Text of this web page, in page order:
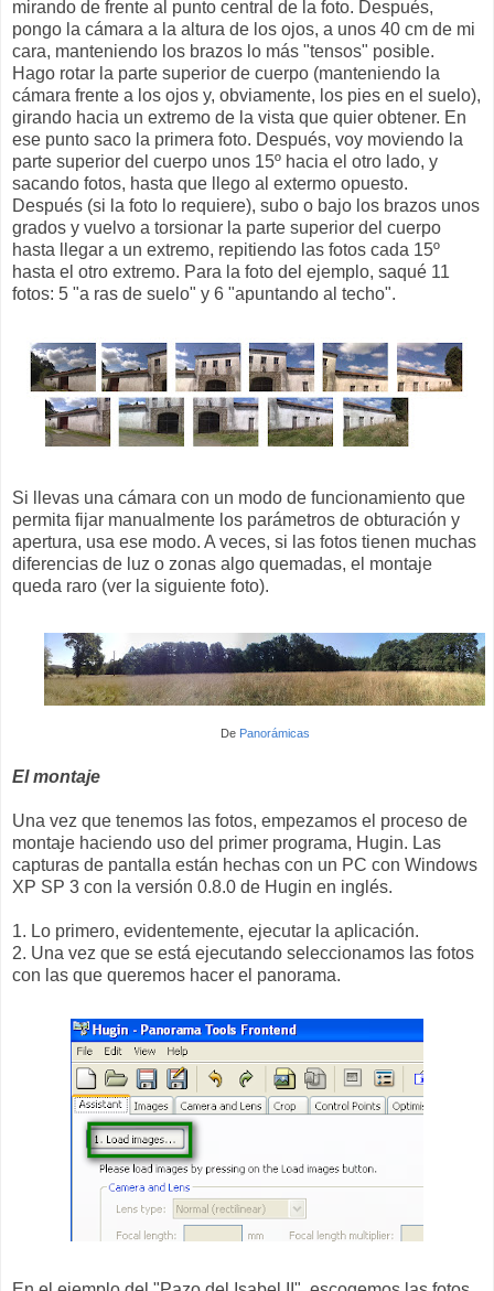
mirando de frente al punto central de la foto. Después,
pongo la cámara a la altura de los ojos, a unos 40 cm de mi
cara, manteniendo los brazos lo más "tensos" posible.
Hago rotar la parte superior de cuerpo (manteniendo la
cámara frente a los ojos y, obviamente, los pies en el suelo),
girando hacia un extremo de la vista que quier obtener. En
ese punto saco la primera foto. Después, voy moviendo la
parte superior del cuerpo unos 15º hacia el otro lado, y
sacando fotos, hasta que llego al extermo opuesto.
Después (si la foto lo requiere), subo o bajo los brazos unos
grados y vuelvo a torsionar la parte superior del cuerpo
hasta llegar a un extremo, repitiendo las fotos cada 15º
hasta el otro extremo. Para la foto del ejemplo, saqué 11
fotos: 5 "a ras de suelo" y 6 "apuntando al techo".
Si llevas una cámara con un modo de funcionamiento que
permita fijar manualmente los parámetros de obturación y
apertura, usa ese modo. A veces, si las fotos tienen muchas
diferencias de luz o zonas algo quemadas, el montaje
queda raro (ver la siguiente foto).
De Panorámicas
El montaje
Una vez que tenemos las fotos, empezamos el proceso de
montaje haciendo uso del primer programa, Hugin. Las
capturas de pantalla están hechas con un PC con Windows
XP SP 3 con la versión 0.8.0 de Hugin en inglés.
1. Lo primero, evidentemente, ejecutar la aplicación.
2. Una vez que se está ejecutando seleccionamos las fotos
con las que queremos hacer el panorama.